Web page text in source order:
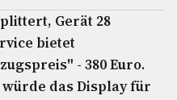
Gerät 28
bietet
- 380 Euro.
das Display für